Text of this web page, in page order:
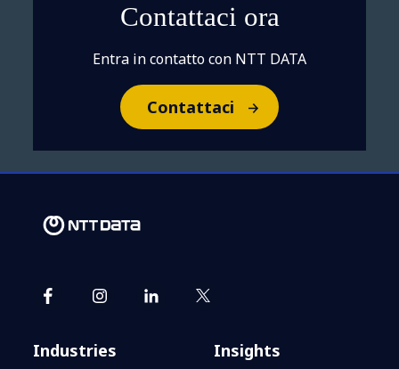
Contattaci ora
Entra in contatto con NTT DATA
Contattaci
Industries
Insights